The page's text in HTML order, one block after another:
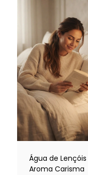
Água de
Aroma Carisma